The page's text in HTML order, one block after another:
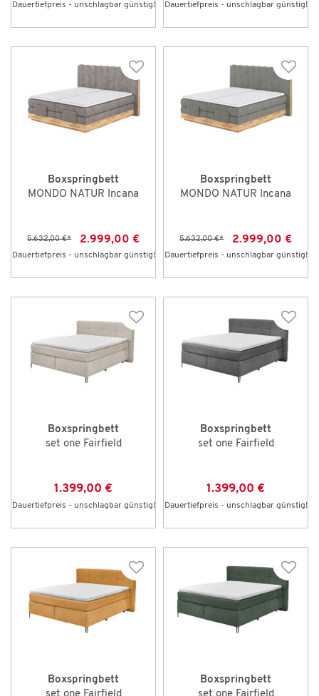
Dauertiefpreis - unschlagbar günstig! Dauertiefpreis - unschlagbar günstig!
Boxspringbett
MONDO NATUR Incana
5.632,00 €* 2.999,00 €
Dauertiefpreis - unschlagbar günstig!
Boxspringbett
MONDO NATUR Incana
5.632,00 €* 2.999,00 €
Dauertiefpreis - unschlagbar günstig!
Boxspringbett
set one Fairfield
1.399,00 €
Dauertiefpreis - unschlagbar günstig!
Boxspringbett
set one Fairfield
1.399,00 €
Dauertiefpreis - unschlagbar günstig!
Boxspringbett
Boxspringbett